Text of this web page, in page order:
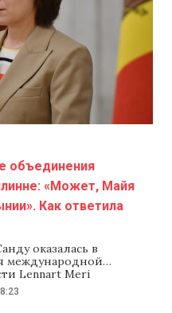
объединения
«Может, Майя
Как ответила
оказалась в
международной
Lennart Meri
в Таллине. В ходе